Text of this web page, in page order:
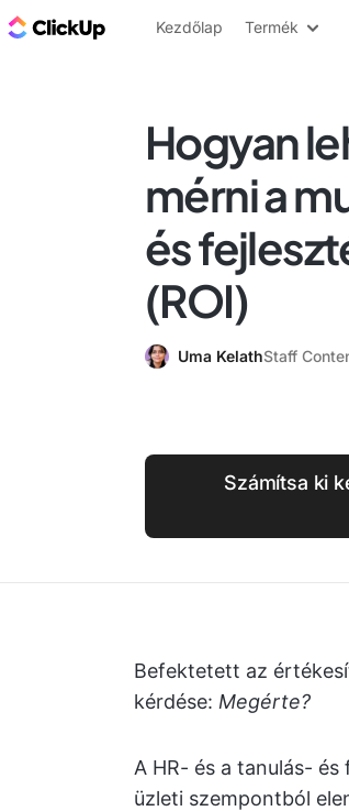
ClickUp blog
Kezdőlap Termék
Hogyan
mérni a
és
(ROI)
Uma KelathStaff
Számítsa ki
Befektetett az
kérdése: Megérte?
A HR- és a tanulás-
üzleti szempontból